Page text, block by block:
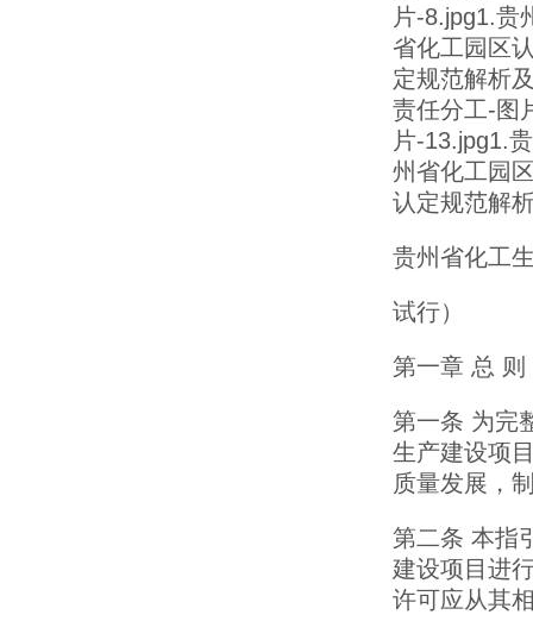
片-8.jpg1.贵
省化工园区
定规范解析
责任分工-图
片-13.jpg1.
州省化工园
认定规范解
贵州省化工
试行）
第一章 总 则
第一条 为完
生产建设项
质量发展，
第二条 本指
建设项目进
许可应从其